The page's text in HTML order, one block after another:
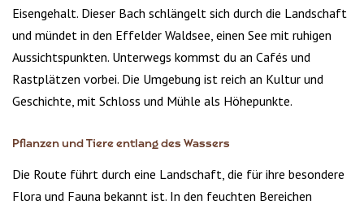
Eisengehalt. Dieser Bach schlängelt sich durch die Landschaft
und mündet in den Effelder Waldsee, einen See mit ruhigen
Aussichtspunkten. Unterwegs kommst du an Cafés und
Rastplätzen vorbei. Die Umgebung ist reich an Kultur und
Geschichte, mit Schloss und Mühle als Höhepunkte.
Pflanzen und Tiere entlang des Wassers
Die Route führt durch eine Landschaft, die für ihre besondere
Flora und Fauna bekannt ist. In den feuchten Bereichen